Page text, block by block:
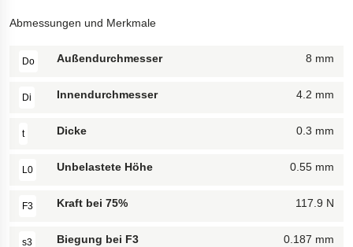
Abmessungen und Merkmale
Do Außendurchmesser 8 mm
Di Innendurchmesser 4.2 mm
t Dicke 0.3 mm
L0 Unbelastete Höhe 0.55 mm
F3 Kraft bei 75% 117.9 N
s3 Biegung bei F3 0.187 mm